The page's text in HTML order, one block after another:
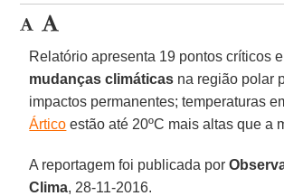
Relatório apresenta 19 pontos críticos
mudanças climáticas na região polar
impactos permanentes; temperaturas
Ártico estão até 20ºC mais altas que a
A reportagem foi publicada por
Clima, 28-11-2016.